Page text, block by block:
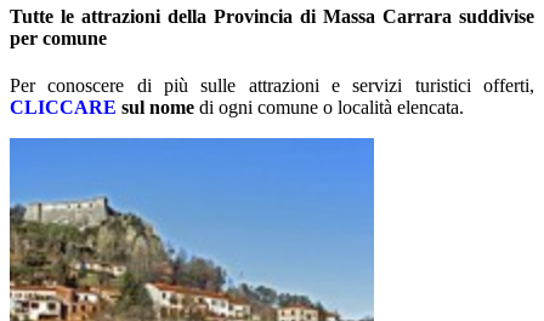
Tutte le attrazioni della Provincia di Massa Carrara suddivise
per comune
Per conoscere di più sulle attrazioni e servizi turistici offerti,
CLICCARE sul nome di ogni comune o località elencata.